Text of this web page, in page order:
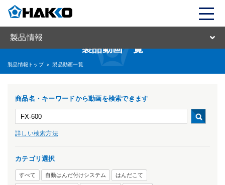
製品情報
製品動画一覧
製品情報トップ > 製品動画一覧
商品名・キーワードから動画を検索できます
詳しい検索方法
カテゴリ選択
すべて 自動はんだ付けシステム はんだこて